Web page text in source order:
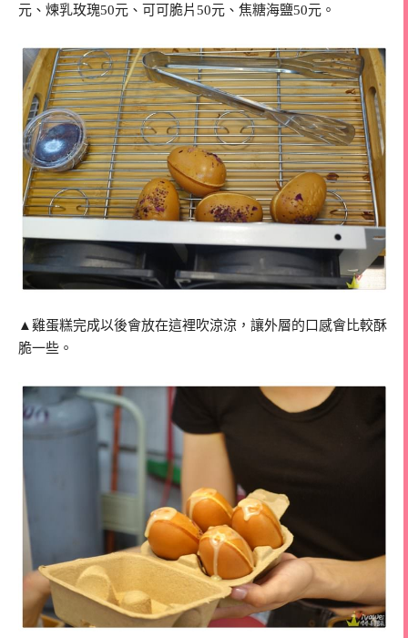
元、煉乳玫瑰50元、可可脆片50元、焦糖海鹽50元。
▲雞蛋糕完成以後會放在這裡吹涼涼，讓外層的口感會比較酥
脆一些。